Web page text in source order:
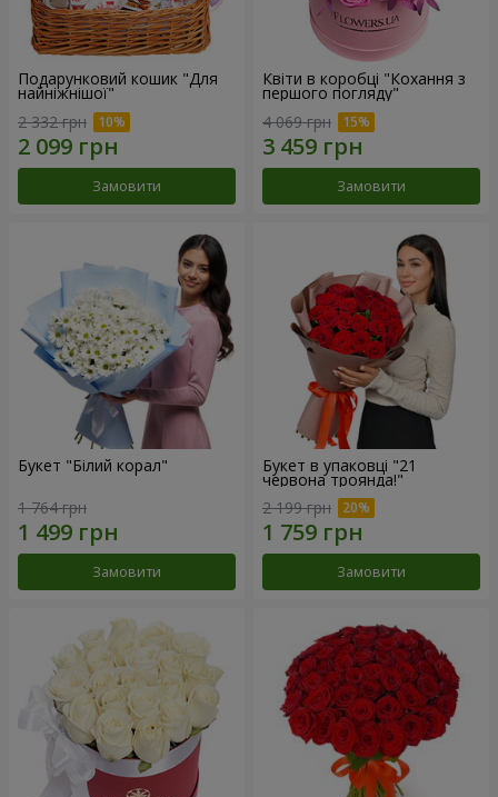
Подарунковий кошик "Для
найніжнішої"
2 332 грн
Замовити
Квіти в коробці "Кохання з
першого погляду"
4 069 грн
Замовити
Букет "Білий корал"
1 764 грн
Замовити
Букет в упаковці "21
червона троянда!"
2 199 грн
Замовити